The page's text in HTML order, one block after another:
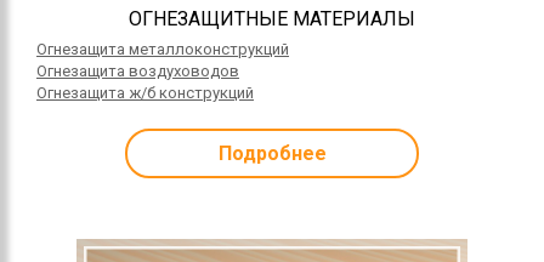
ОГНЕЗАЩИТНЫЕ МАТЕРИАЛЫ
Огнезащита металлоконструкций
Огнезащита воздуховодов
Огнезащита ж/б конструкций
Подробнее